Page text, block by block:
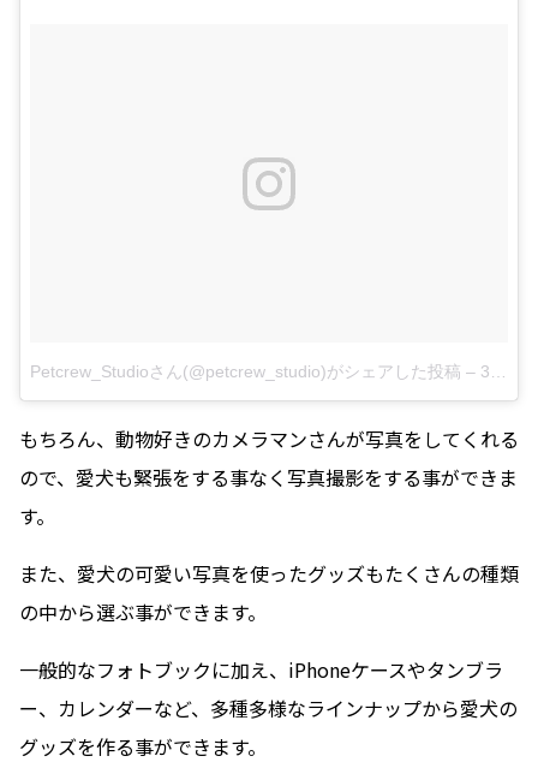
Petcrew_Studioさん(@petcrew_studio)がシェアした投稿 – 3月 12, 2017 at 11:58午後 PDT
もちろん、動物好きのカメラマンさんが写真をしてくれる
ので、愛犬も緊張をする事なく写真撮影をする事ができま
す。
また、愛犬の可愛い写真を使ったグッズもたくさんの種類
の中から選ぶ事ができます。
一般的なフォトブックに加え、iPhoneケースやタンブラ
ー、カレンダーなど、多種多様なラインナップから愛犬の
グッズを作る事ができます。